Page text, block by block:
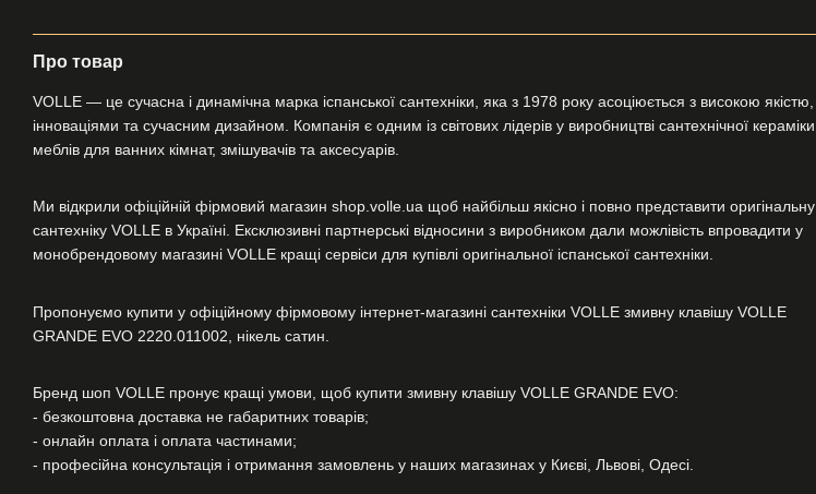
Про товар
VOLLE — це сучасна і динамічна марка іспанської сантехніки, яка з 1978 року асоціюється з високою якістю,
інноваціями та сучасним дизайном. Компанія є одним із світових лідерів у виробництві сантехнічної кераміки,
меблів для ванних кімнат, змішувачів та аксесуарів.
Ми відкрили офіційній фірмовий магазин shop.volle.ua щоб найбільш якісно і повно представити оригінальну
сантехніку VOLLE в Україні. Ексклюзивні партнерські відносини з виробником дали можлівість впровадити у
монобрендовому магазині VOLLE кращі сервіси для купівлі оригінальної іспанської сантехніки.
Пропонуємо купити у офіційному фірмовому інтернет-магазині сантехніки VOLLE змивну клавішу VOLLE
GRANDE EVO 2220.011002, нікель сатин.
Бренд шоп VOLLE пронує кращі умови, щоб купити змивну клавішу VOLLE GRANDE EVO:
- безкоштовна доставка не габаритних товарів;
- онлайн оплата і оплата частинами;
- професійна консультація і отримання замовлень у наших магазинах у Києві, Львові, Одесі.